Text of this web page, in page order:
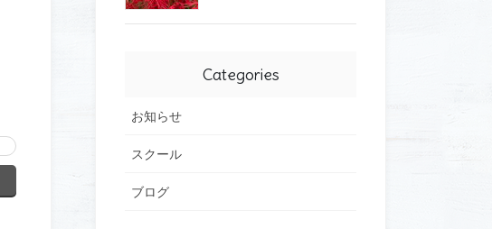
Categories
お知らせ
スクール
ブログ